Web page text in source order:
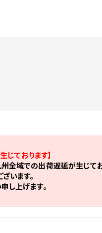
ております】
全域での出荷遅延が生じてお
います。
し上げます。